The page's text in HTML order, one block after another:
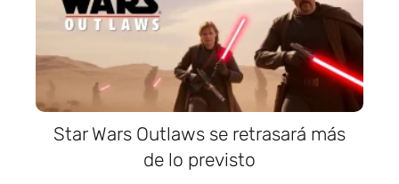
Star Wars Outlaws se retrasará más
de lo previsto